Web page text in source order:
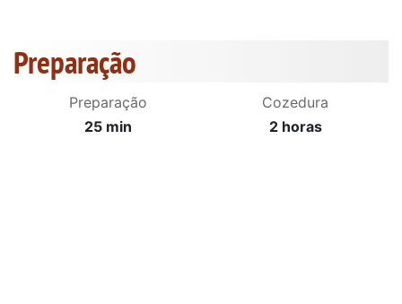
Preparação
Preparação
25 min
Cozedura
2 horas